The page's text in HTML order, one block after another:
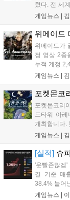
혔다. 전 세
한국어를 공
쇼핑몰에서
게임뉴스 |
위메이드
위메이드가
정 영상 2종
누적 계정
는 감사의
하겠다는 의
게임뉴스 |
포켓몬코
포켓몬코리
드타워 아레
개최합니다.
초대형 잉어
화점몰에서
됩니다. 포
통해 상세
게임뉴스 |
[실적] 슈
'운빨존많겜'
결 기준 매
38.4% 늘어
629억 원과
게임뉴스 |